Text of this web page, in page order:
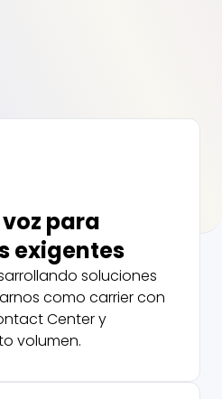
para
exigentes
soluciones
como carrier con
Center y
volumen.